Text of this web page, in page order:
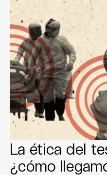
La ética del
¿cómo